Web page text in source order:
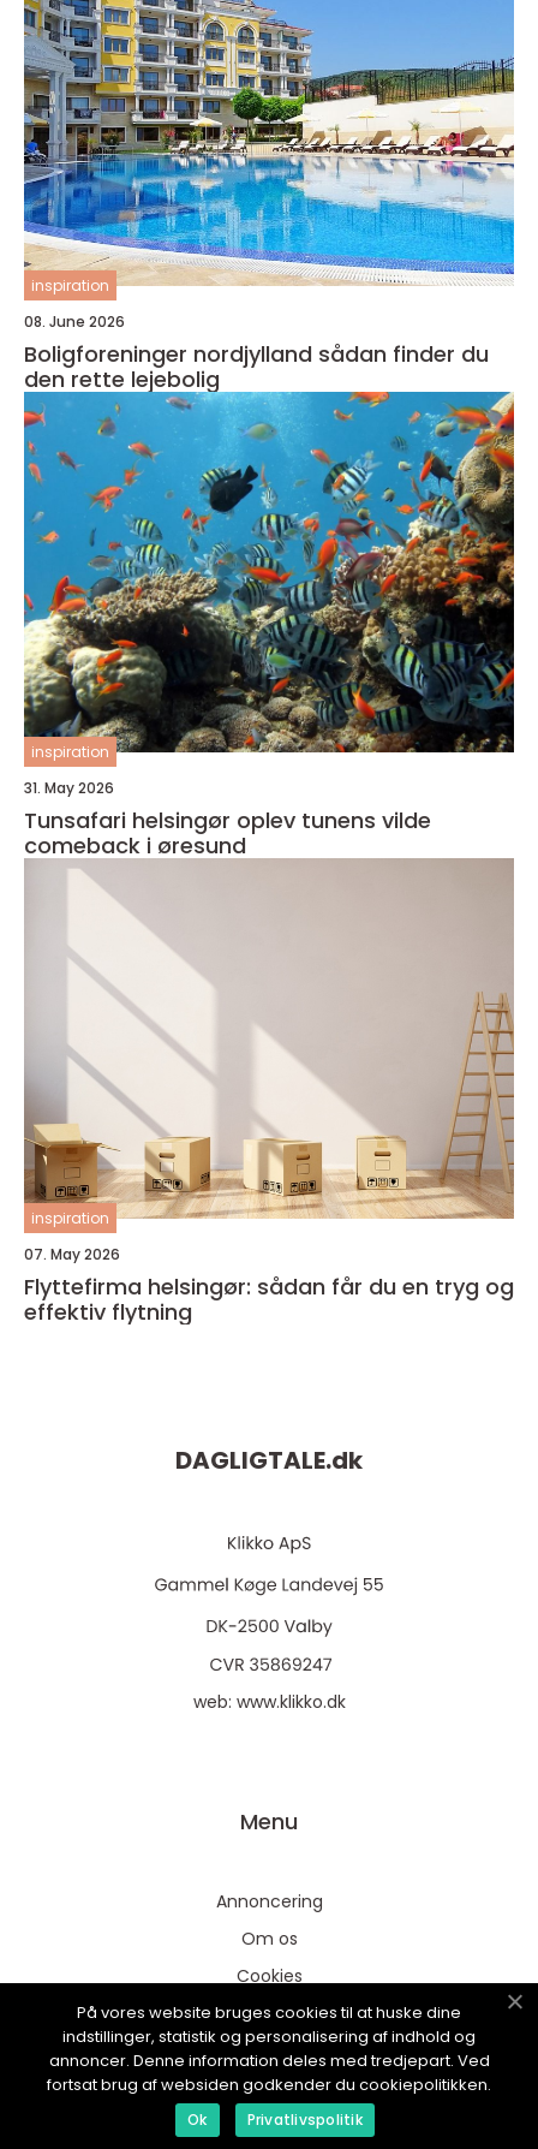
inspiration
08. June 2026
Boligforeninger nordjylland sådan finder du
den rette lejebolig
inspiration
31. May 2026
Tunsafari helsingør oplev tunens vilde
comeback i øresund
inspiration
07. May 2026
Flyttefirma helsingør: sådan får du en tryg og
effektiv flytning
DAGLIGTALE.dk
web: www.klikko.dk
Menu
Annoncering
Om os
Cookies
Kontakt os
Sitemap
På vores website bruges cookies til at huske dine
indstillinger, statistik og personalisering af indhold og
annoncer. Denne information deles med tredjepart. Ved
fortsat brug af websiden godkender du cookiepolitikken.
Ok Privatlivspolitik